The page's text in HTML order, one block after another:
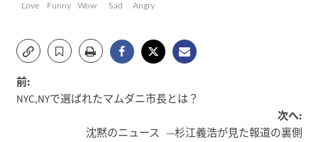
Love
Funny
Wow
Sad
Angry
投
稿
前:
NYC,NYで選ばれたマムダニ市長とは？
次へ:
沈黙のニュース —杉江義浩が見た報道の裏側